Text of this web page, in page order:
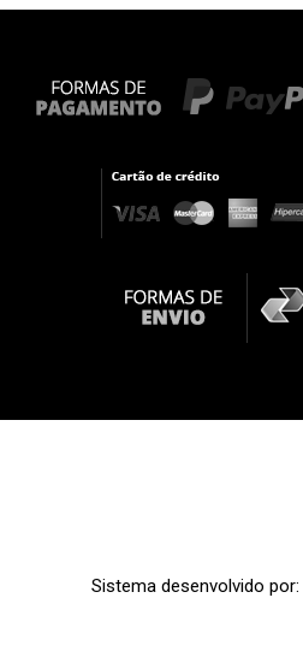
Sistema desenvolvido por: